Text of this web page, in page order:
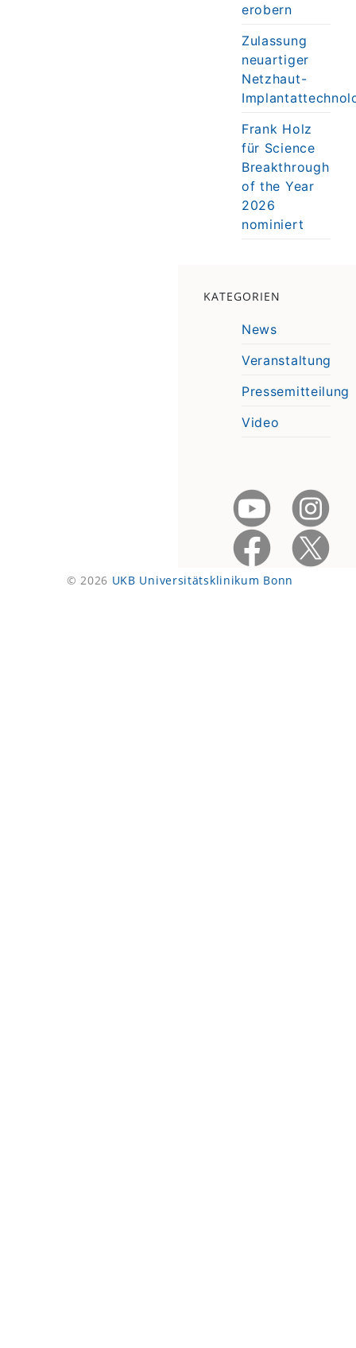
erobern
Zulassung
neuartiger
Netzhaut-
Frank Holz
für Science
Breakthrough
of the Year
2026
nominiert
KATEGORIEN
News
Veranstaltung
Pressemitteilung
Video
© 2026 UKB Universitätsklinikum Bonn